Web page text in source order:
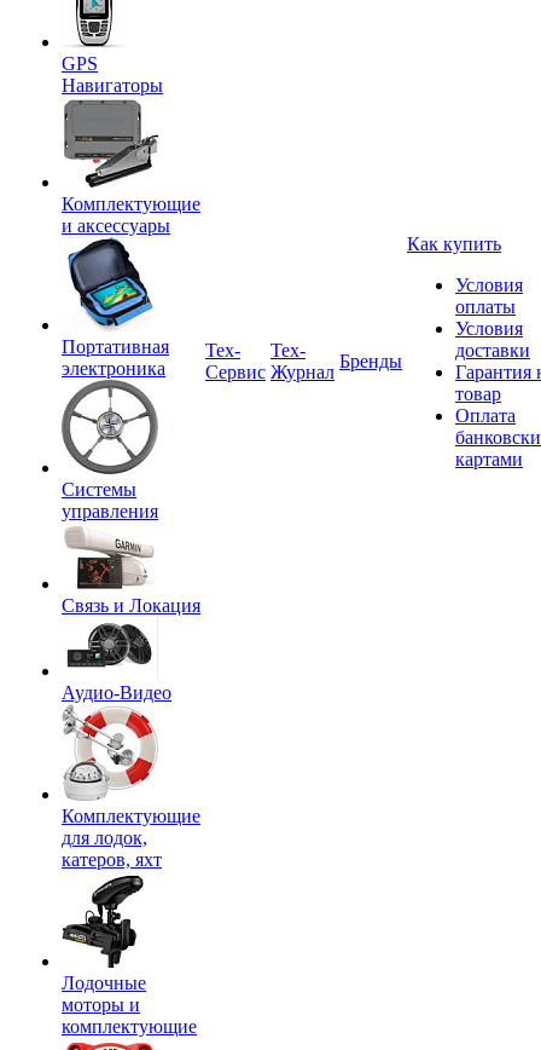
GPS
Навигаторы
Комплектующие
и аксессуары
Портативная
электроника
Системы
управления
Связь и Локация
Аудио-Видео
Комплектующие
для лодок,
катеров, яхт
Лодочные
моторы и
комплектующие
Tex-
Сервис
Тех-
Журнал
Бренды
Как купить
Условия
оплаты
Условия
доставки
Гарантия
товар
Оплата
картами